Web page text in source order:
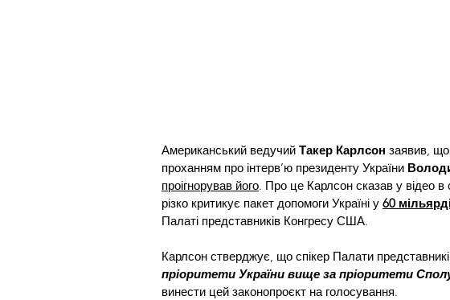
Американський ведучий Такер Карлсон заявив, що
проханням про інтерв’ю президенту України
проігнорував його. Про це Карлсон сказав у відео в
різко критикує пакет допомоги Україні у 60
Палаті представників Конгресу США.
Карлсон стверджує, що спікер Палати
пріоритети України вище за пріоритети
винести цей законопроєкт на голосування.